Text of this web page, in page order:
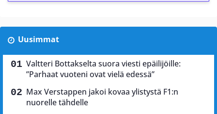
Uusimmat
Valtteri Bottakselta suora viesti epäilijöille:
”Parhaat vuoteni ovat vielä edessä”
Max Verstappen jakoi kovaa ylistystä F1:n
nuorelle tähdelle